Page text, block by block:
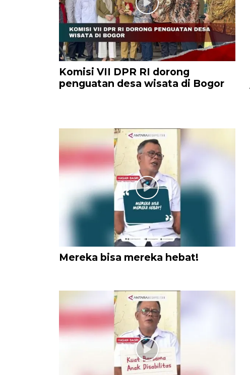
Komisi VII DPR RI dorong
penguatan desa wisata di Bogor
Mereka bisa mereka hebat!